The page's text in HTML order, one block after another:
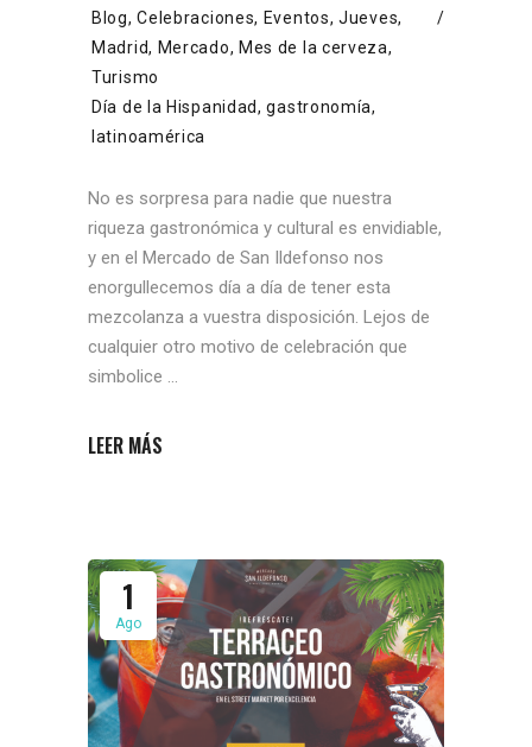
Blog,Celebraciones, Eventos,Jueves,
Madrid, Mercado, Mes de la cerveza,
Turismo
Día de la Hispanidad,gastronomía,
latinoamérica
No es sorpresa para nadie que nuestra
riqueza gastronómica y cultural es envidiable,
y en el Mercado de San Ildefonso nos
enorgullecemos día a día de tener esta
mezcolanza a vuestra disposición. Lejos de
cualquier otro motivo de celebración que
simbolice
LEER MÁS
1
Ago